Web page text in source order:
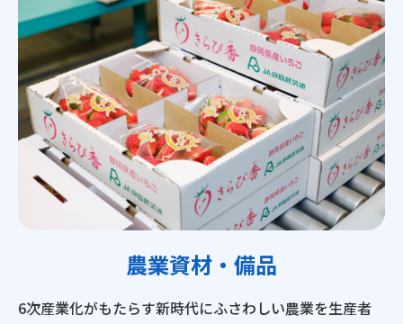
農業資材・備品
6次産業化がもたらす新時代にふさわしい農業を生産者